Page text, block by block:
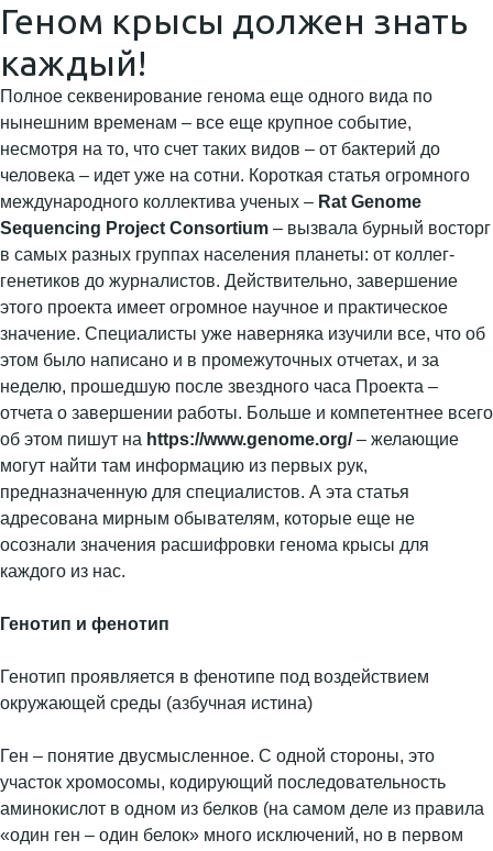
Геном крысы должен знать
каждый!
Полное секвенирование генома еще одного вида по
нынешним временам – все еще крупное событие,
несмотря на то, что счет таких видов – от бактерий до
человека – идет уже на сотни. Короткая статья огромного
международного коллектива ученых – Rat Genome
Sequencing Project Consortium – вызвала бурный восторг
в самых разных группах населения планеты: от коллег-
генетиков до журналистов. Действительно, завершение
этого проекта имеет огромное научное и практическое
значение. Специалисты уже наверняка изучили все, что об
этом было написано и в промежуточных отчетах, и за
неделю, прошедшую после звездного часа Проекта –
отчета о завершении работы. Больше и компетентнее всего
об этом пишут на https://www.genome.org/– желающие
могут найти там информацию из первых рук,
предназначенную для специалистов. А эта статья
адресована мирным обывателям, которые еще не
осознали значения расшифровки генома крысы для
каждого из нас.
Генотип и фенотип
Генотип проявляется в фенотипе под воздействием
окружающей среды (азбучная истина)
Ген – понятие двусмысленное. С одной стороны, это
участок хромосомы, кодирующий последовательность
аминокислот в одном из белков (на самом деле из правила
«один ген – один белок» много исключений, но в первом